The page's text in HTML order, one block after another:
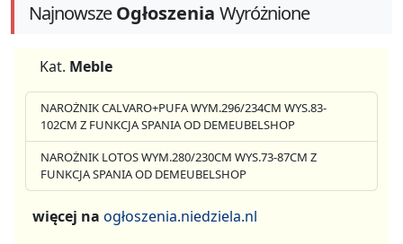
NajnowszeOgłoszenia Wyróżnione
Kat. Meble
NAROŻNIK CALVARO+PUFA WYM.296/234CM WYS.83-
102CM Z FUNKCJA SPANIA OD DEMEUBELSHOP
NAROŻNIK LOTOS WYM.280/230CM WYS.73-87CM Z
FUNKCJA SPANIA OD DEMEUBELSHOP
więcej na ogłoszenia.niedziela.nl